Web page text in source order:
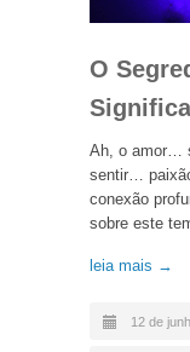
O
Ah, o amor…
sentir…
conexão
sobre este
leia mais →
12 de